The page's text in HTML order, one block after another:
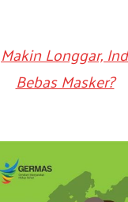
Makin Longgar,
Bebas Masker?